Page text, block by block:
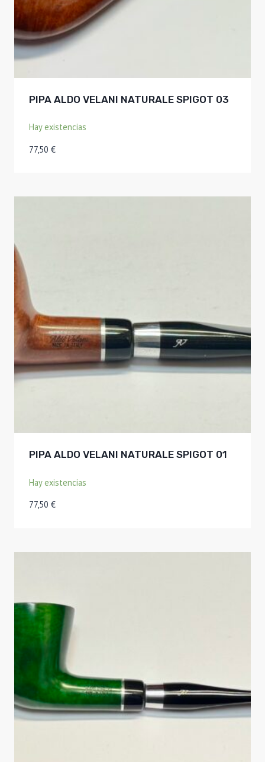
PIPA ALDO VELANI NATURALE SPIGOT 03
Hay existencias
77,50 €
PIPA ALDO VELANI NATURALE SPIGOT 01
Hay existencias
77,50 €